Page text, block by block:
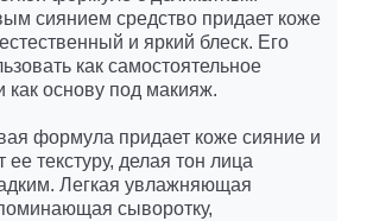
сиянием средство придает коже
и яркий блеск. Его
как самостоятельное
как основу под макияж.
формула придает коже сияние и
текстуру, делая тон лица
Легкая увлажняющая
сыворотку,